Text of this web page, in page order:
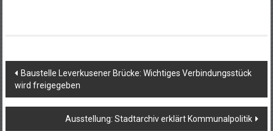
Beitragsnavigation
Baustelle Leverkusener Brücke: Wichtiges Verbindungsstück
wird freigegeben
Ausstellung: Stadtarchiv erklärt Kommunalpolitik